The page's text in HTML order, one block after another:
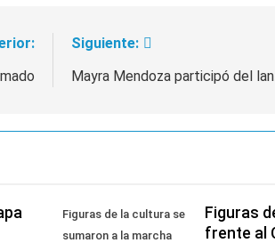
Siguiente:
Mayra Mendoza participó del
Figuras de la cultura se
sumaron a la marcha
Figuras
frente al